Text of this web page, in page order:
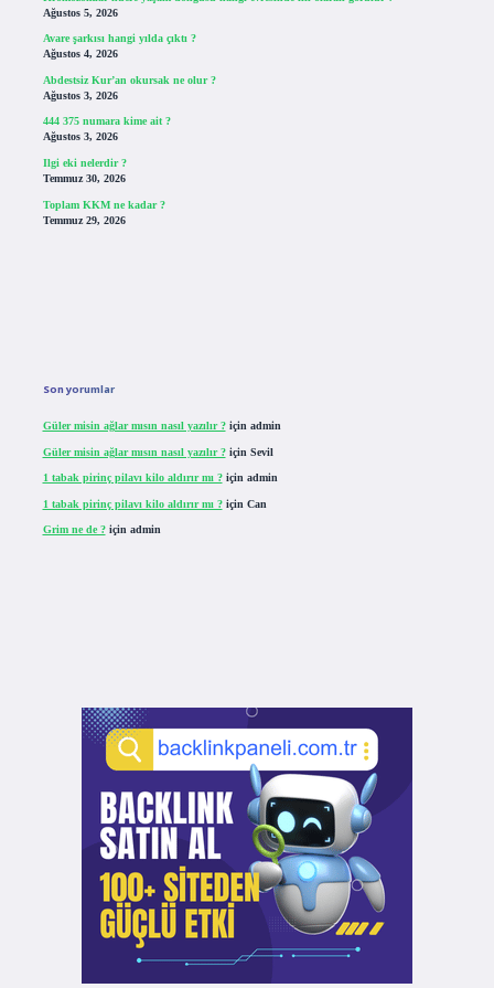
Ağustos 5, 2026
Avare şarkısı hangi yılda çıktı ?
Ağustos 4, 2026
Abdestsiz Kur’an okursak ne olur ?
Ağustos 3, 2026
444 375 numara kime ait ?
Ağustos 3, 2026
Ilgi eki nelerdir ?
Temmuz 30, 2026
Toplam KKM ne kadar ?
Temmuz 29, 2026
Son yorumlar
Güler misin ağlar mısın nasıl yazılır ?için admin
Güler misin ağlar mısın nasıl yazılır ?için Sevil
1 tabak pirinç pilavı kilo aldırır mı ?için admin
1 tabak pirinç pilavı kilo aldırır mı ?için Can
Grim ne de ?için admin